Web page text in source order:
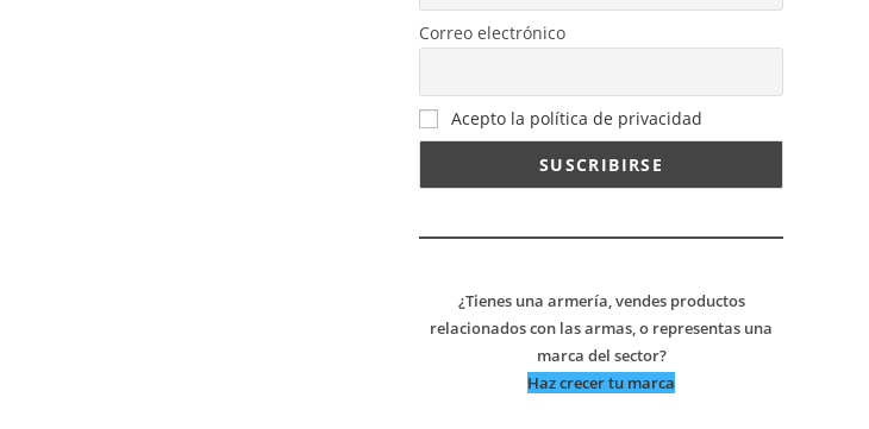
Correo electrónico
Acepto la política de privacidad
¿Tienes una armería, vendes productos
relacionados con las armas, o representas una
marca del sector?
Haz crecer tu marca